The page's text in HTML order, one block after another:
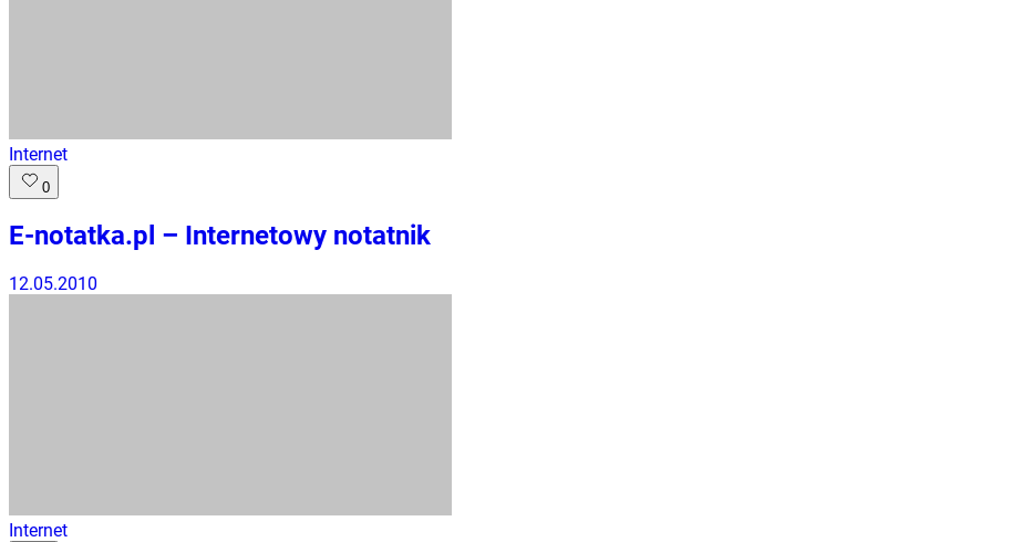
Internet
0
E-notatka.pl – Internetowy notatnik
12.05.2010
Internet